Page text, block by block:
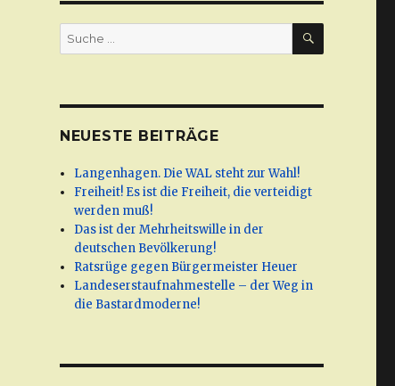
Suche
nach:
SUCHE
NEUESTE BEITRÄGE
Langenhagen. Die WAL steht zur Wahl!
Freiheit! Es ist die Freiheit, die verteidigt
werden muß!
Das ist der Mehrheitswille in der
deutschen Bevölkerung!
Ratsrüge gegen Bürgermeister Heuer
Landeserstaufnahmestelle – der Weg in
die Bastardmoderne!